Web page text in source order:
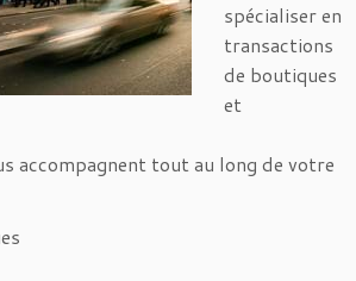
spécialiser en
transactions
de boutiques
et
accompagnent tout au long de votre